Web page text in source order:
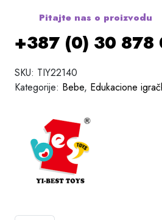
Pitajte nas o proizvodu
+387 (0) 30 878
SKU: TIY22140
Kategorije: Bebe, Edukacione